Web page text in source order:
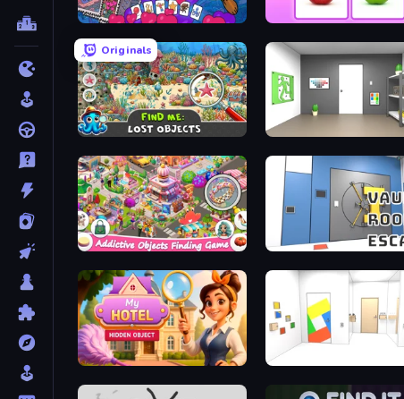
Hidden Objects What's The Difference?
Originals
Find Me: Lost Objects Paint Room Escape
Scavenger Hunt - Hidden Items Vault Room Escape
Hidden Object: My Hotel Mirror Room Escape